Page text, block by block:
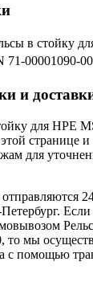
в стойку
71-00001090-
и
для HPE
странице
для
то мы
с помощью